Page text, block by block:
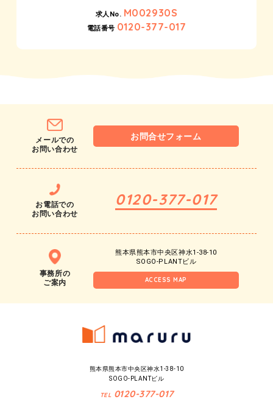
求人No. M002930S
電話番号 0120-377-017
メールでの
お問い合わせ
お問合せフォーム
お電話での
お問い合わせ
0120-377-017
事務所の
ご案内
ACCESS MAP
熊本県熊本市中央区神水1-38-10
SOGO-PLANTビル
熊本県熊本市中央区神水1-38-10
SOGO-PLANTビル
TEL 0120-377-017